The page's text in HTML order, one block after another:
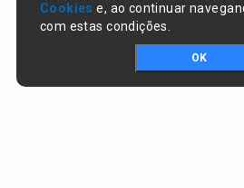
Cookies e, ao continuar
com estas condições.
OK